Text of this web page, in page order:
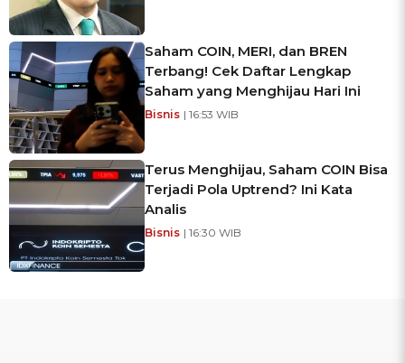
Saham COIN, MERI, dan BREN
Terbang! Cek Daftar Lengkap
Saham yang Menghijau Hari Ini
Bisnis | 16:53 WIB
Terus Menghijau, Saham COIN Bisa
Terjadi Pola Uptrend? Ini Kata
Analis
Bisnis | 16:30 WIB